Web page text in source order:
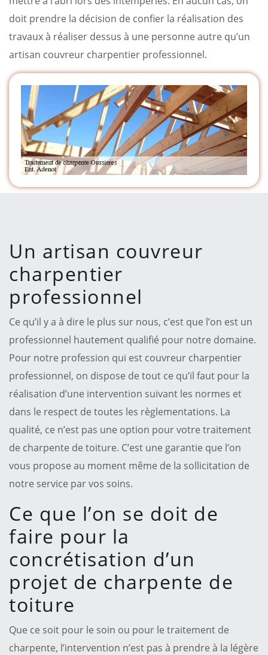
doit prendre la décision de confier la réalisation des
travaux à réaliser dessus à une personne autre qu’un
artisan couvreur charpentier professionnel.
Un artisan couvreur
charpentier
professionnel
Ce qu’il y a à dire le plus sur nous, c’est que l’on est un
professionnel hautement qualifié pour notre domaine.
Pour notre profession qui est couvreur charpentier
professionnel, on dispose de tout ce qu’il faut pour la
réalisation d’une intervention suivant les normes et
dans le respect de toutes les règlementations. La
qualité, ce n’est pas une option pour votre traitement
de charpente de toiture. C’est une garantie que l’on
vous propose au moment même de la sollicitation de
notre service par vos soins.
Ce que l’on se doit de
faire pour la
concrétisation d’un
projet de charpente de
toiture
Que ce soit pour le soin ou pour le traitement de
charpente, l’intervention n’est pas à prendre à la légère